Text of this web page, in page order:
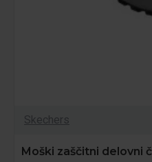
Skechers
Moški zaščitni delovni